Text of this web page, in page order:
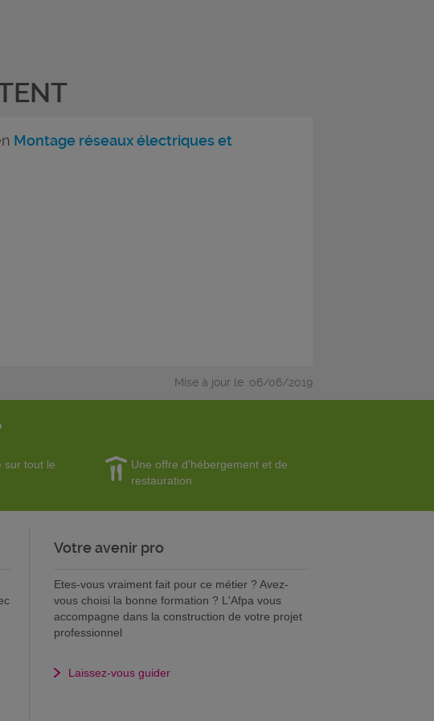
Montage réseaux électriques et
Mise à jour le :06/06/2019
sur tout le
Une offre d'hébergement et de
restauration
Votre avenir pro
Etes-vous vraiment fait pour ce métier ? Avez-
vous choisi la bonne formation ? L'Afpa vous
accompagne dans la construction de votre projet
professionnel
Laissez-vous guider